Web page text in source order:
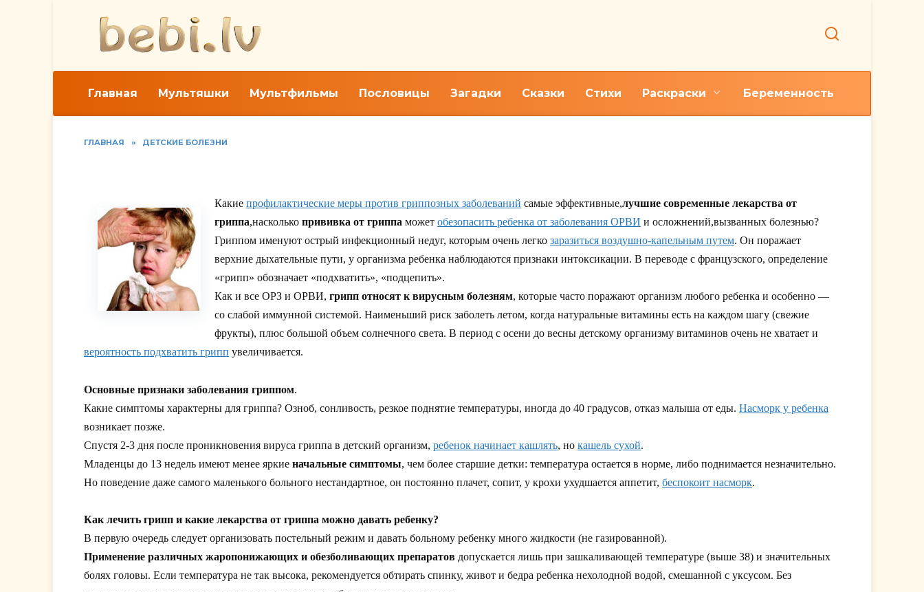
Главная Мультяшки Мультфильмы Пословицы Загадки Сказки Стихи Раскраски Беременность
ГЛАВНАЯ » ДЕТСКИЕ БОЛЕЗНИ
Какие профилактические меры против гриппозных заболеваний самые эффективные,лучшие современные лекарства от
гриппа,насколько прививка от гриппа может обезопасить ребенка от заболевания ОРВИ и осложнений,вызванных болезнью?
Гриппом именуют острый инфекционный недуг, которым очень легко заразиться воздушно-капельным путем. Он поражает
верхние дыхательные пути, у организма ребенка наблюдаются признаки интоксикации. В переводе с французского, определение
«грипп» обозначает «подхватить», «подцепить».
Как и все ОРЗ и ОРВИ, грипп относят к вирусным болезням, которые часто поражают организм любого ребенка и особенно —
со слабой иммунной системой. Наименьший риск заболеть летом, когда натуральные витамины есть на каждом шагу (свежие
фрукты), плюс большой объем солнечного света. В период с осени до весны детскому организму витаминов очень не хватает и
вероятность подхватить грипп увеличивается.
Основные признаки заболевания гриппом.
Какие симптомы характерны для гриппа? Озноб, сонливость, резкое поднятие температуры, иногда до 40 градусов, отказ малыша от еды. Насморк у ребенка
возникает позже.
Спустя 2-3 дня после проникновения вируса гриппа в детский организм, ребенок начинает кашлять, но кашель сухой.
Младенцы до 13 недель имеют менее яркие начальные симптомы, чем более старшие детки: температура остается в норме, либо поднимается незначительно.
Но поведение даже самого маленького больного нестандартное, он постоянно плачет, сопит, у крохи ухудшается аппетит, беспокоит насморк.
Как лечить грипп и какие лекарства от гриппа можно давать ребенку?
В первую очередь следует организовать постельный режим и давать больному ребенку много жидкости (не газированной).
Применение различных жаропонижающих и обезболивающих препаратов допускается лишь при зашкаливающей температуре (выше 38) и значительных
болях головы. Если температура не так высока, рекомендуется обтирать спинку, живот и бедра ребенка нехолодной водой, смешанной с уксусом. Без